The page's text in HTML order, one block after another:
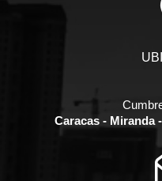
Caracas - Miranda